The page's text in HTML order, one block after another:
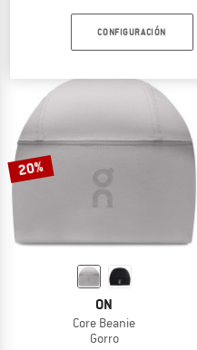
19,95 €
(0)
20%
ON
Core Beanie
Gorro
CONFIGURACIÓN